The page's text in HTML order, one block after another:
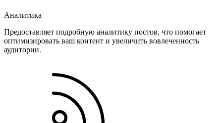
Аналитика
Предоставляет подробную аналитику постов, что помогает
оптимизировать ваш контент и увеличить вовлеченность
аудитории.